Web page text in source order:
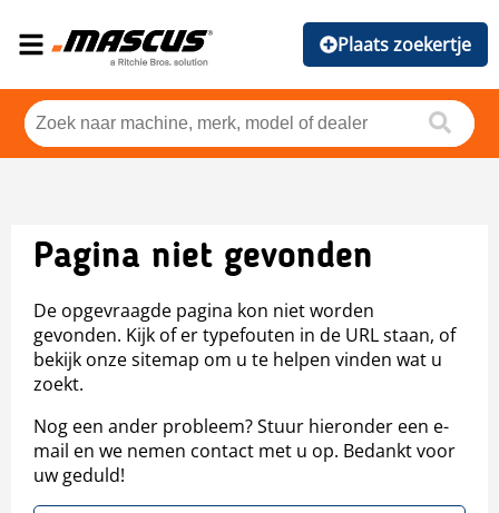
Plaats zoekertje
Pagina niet gevonden
De opgevraagde pagina kon niet worden
gevonden. Kijk of er typefouten in de URL staan, of
bekijk onze sitemap om u te helpen vinden wat u
zoekt.
Nog een ander probleem? Stuur hieronder een e-
mail en we nemen contact met u op. Bedankt voor
uw geduld!